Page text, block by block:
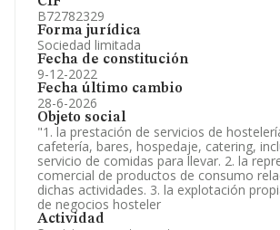
B72782329
Forma jurídica
Sociedad limitada
Fecha de constitución
9-12-2022
Fecha último cambio
28-6-2026
Objeto social
"1. la prestación de servicios de
cafetería, bares, hospedaje, catering,
servicio de comidas para llevar. 2. la
comercial de productos de consumo
dichas actividades. 3. la explotación
de negocios hosteler
Actividad